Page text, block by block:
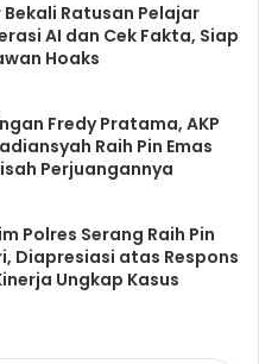
Ratusan Pelajar
AI dan Cek Fakta, Siap
Hoaks
Fredy Pratama, AKP
Raih Pin Emas
Perjuangannya
Polres Serang Raih Pin
Diapresiasi atas Respons
Ungkap Kasus